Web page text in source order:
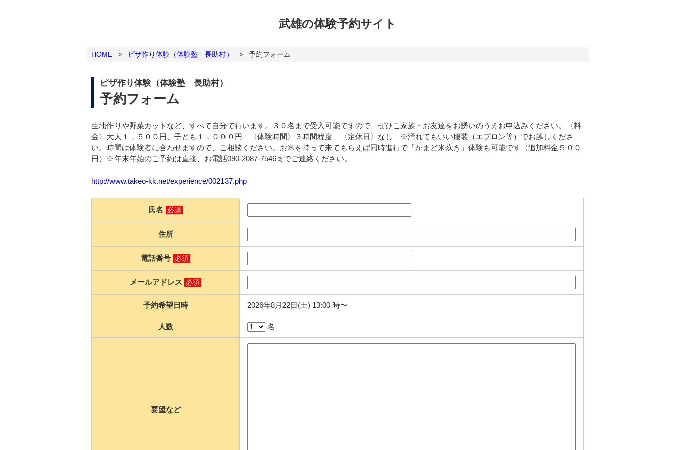
武雄の体験予約サイト
HOME > ピザ作り体験（体験塾 長助村） > 予約フォーム
ピザ作り体験（体験塾 長助村）
予約フォーム
生地作りや野菜カットなど、すべて自分で行います。３０名まで受入可能ですので、ぜひご家族・お友達をお誘いのうえお申込みください。〈料
金〉大人１，５００円、子ども１，０００円 〈体験時間〉３時間程度 〈定休日〉なし ※汚れてもいい服装（エプロン等）でお越しくださ
い。時間は体験者に合わせますので、ご相談ください。お米を持って来てもらえば同時進行で「かまど米炊き」体験も可能です（追加料金５００
円）※年末年始のご予約は直接、お電話090-2087-7546までご連絡ください。
http://www.takeo-kk.net/experience/002137.php
氏名 必須
住所
電話番号 必須
メールアドレス 必須
予約希望日時 2026年8月22日(土) 13:00 時〜
人数 名
要望など